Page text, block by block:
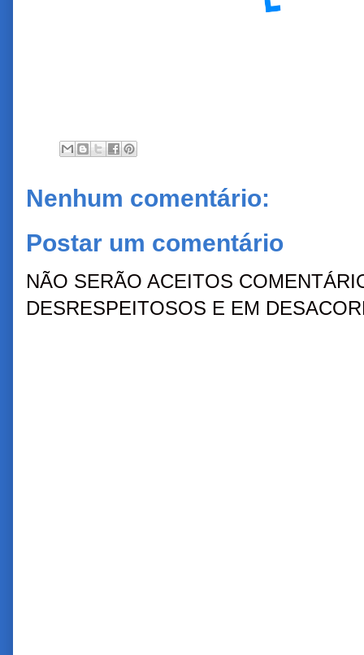
Nenhum comentário:
Postar um comentário
NÃO SERÃO ACEITOS
DESRESPEITOSOS E EM